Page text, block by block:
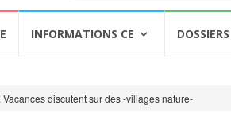
INFORMATIONS CE
discutent sur des -villages nature-